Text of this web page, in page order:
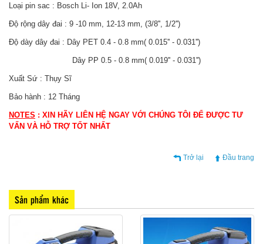
Loại pin sac : Bosch Li- Ion 18V, 2.0Ah
Độ rộng dây đai : 9 -10 mm, 12-13 mm, (3/8'', 1/2'')
Độ dày dây đai : Dây PET 0.4 - 0.8 mm( 0.015'' - 0.031'')
Dây PP 0.5 - 0.8 mm( 0.019'' - 0.031'')
Xuất Sứ : Thụy Sĩ
Bảo hành : 12 Tháng
NOTES : XIN HÃY LIÊN HỆ NGAY VỚI CHÚNG TÔI ĐỂ ĐƯỢC TƯ
VẤN VÀ HỖ TRỢ TỐT NHẤT
Trở lại Đầu trang
Sản phẩm khác